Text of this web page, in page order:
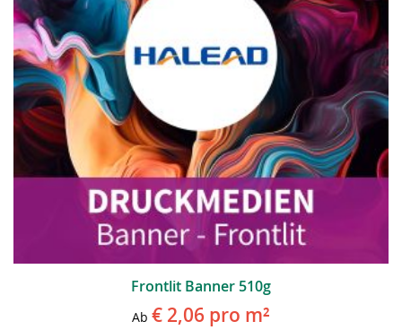
Frontlit Banner 510g
Ab € 2,06 pro m²